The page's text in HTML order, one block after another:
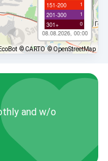
151-200 1
201-300 1
301+ 0
08.08.2026, 00:00
© CARTO © OpenStreetMap
and w/o